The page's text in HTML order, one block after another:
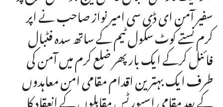
سفیر آمن ای ڈی سی امیر نواز صاحب نے اپر
کرم نستے کوٹ سکول ٹیم کے ساتھ سدہ فٹبال
فائنل کرکے ایک بار پھر ضلع کرم میں آمن کی
طرف ایک بہترین اقدام مقامی امن معاہدوں
کے بعد مقامی اسپورٹس مقابلوں کے انعقاد کا